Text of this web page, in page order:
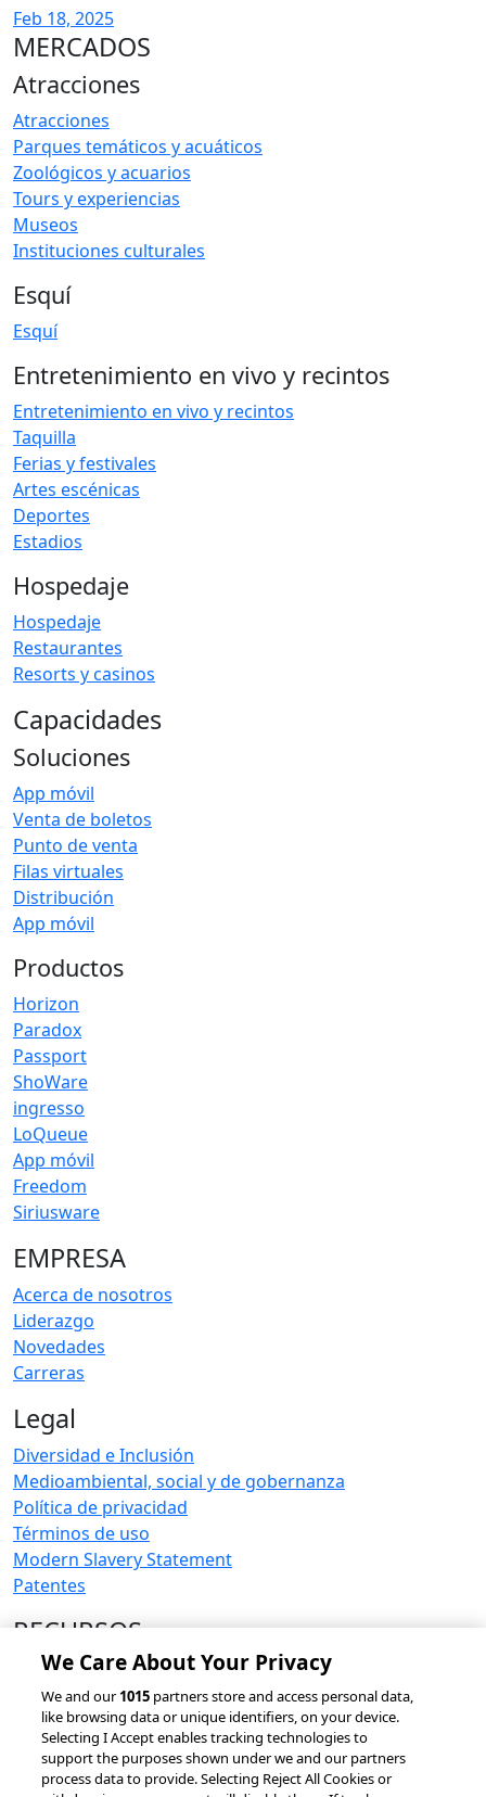
Feb 18, 2025
MERCADOS
Atracciones
Atracciones
Parques temáticos y acuáticos
Zoológicos y acuarios
Tours y experiencias
Museos
Instituciones culturales
Esquí
Esquí
Entretenimiento en vivo y recintos
Entretenimiento en vivo y recintos
Taquilla
Ferias y festivales
Artes escénicas
Deportes
Estadios
Hospedaje
Hospedaje
Restaurantes
Resorts y casinos
Capacidades
Soluciones
App móvil
Venta de boletos
Punto de venta
Filas virtuales
Distribución
App móvil
Productos
Horizon
Paradox
Passport
ShoWare
ingresso
LoQueue
App móvil
Freedom
Siriusware
EMPRESA
Acerca de nosotros
Liderazgo
Novedades
Carreras
Legal
Diversidad e Inclusión
Medioambiental, social y de gobernanza
Política de privacidad
Términos de uso
Modern Slavery Statement
Patentes
RECURSOS
Historias de éxito de clientes
accesso Events
Asociaciones e integraciones
We Care About Your Privacy
We and our1015 partners store and access personal data,
like browsing data or unique identifiers, on your device.
Selecting I Accept enables tracking technologies to
support the purposes shown under we and our partners
process data to provide. Selecting Reject All Cookies or